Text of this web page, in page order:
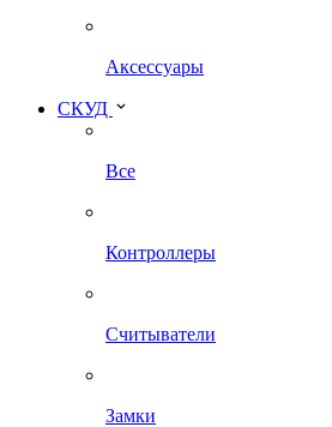
Аксессуары
СКУД
Все
Контроллеры
Считыватели
Замки